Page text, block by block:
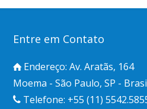
Entre em Contato
Endereço: Av. Aratãs, 164
Moema - São Paulo, SP -
Telefone: +55 (11)